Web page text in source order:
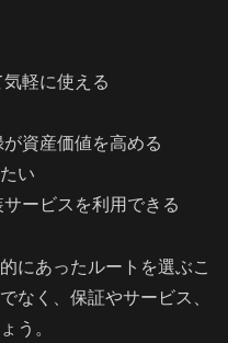
気軽に使える
が資産価値を高める
い
サービスを利用できる
にあったルートを選ぶこ
なく、保証やサービス、
う。